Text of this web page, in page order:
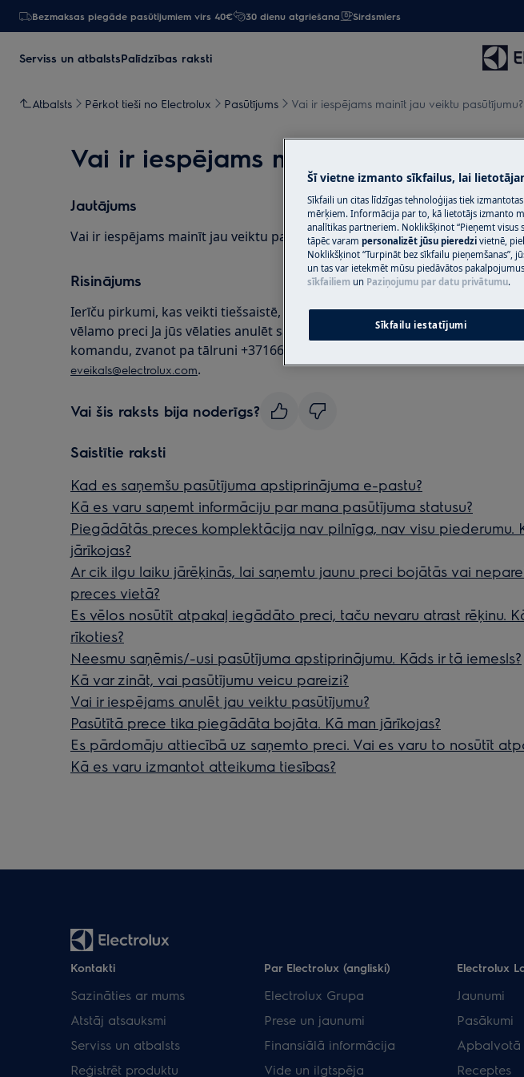
Bezmaksas piegāde pasūtījumiem virs 40€ 30 dienu atgriešana Sirdsmiers
Serviss un atbalstsPalīdzības raksti
Atbalsts Pērkot tieši no Electrolux Pasūtījums Vai ir iespējams mainīt jau veiktu pasūtījumu?
Vai ir iespējams mainīt jau veiktu
Jautājums
Vai ir iespējams mainīt jau veiktu pasūtījumu?
Risinājums
Ierīču pirkumi, kas veikti tiešsaistē, var tikt anulēti, ļaujot jums atkārtoti
vēlamo preci Ja jūs vēlaties anulēt sākotnējo pasūtījumu, lūdzu, sazinieties
komandu, zvanot pa tālruni +37166778817, vai rakstot uz e-pastu:
eveikals@electrolux.com.
Vai šis raksts bija noderīgs?
Saistītie raksti
Kad es saņemšu pasūtījuma apstiprinājuma e-pastu?
Kā es varu saņemt informāciju par mana pasūtījuma statusu?
Piegādātās preces komplektācija nav pilnīga, nav visu piederumu.
jārīkojas?
Ar cik ilgu laiku jārēķinās, lai saņemtu jaunu preci bojātās vai
preces vietā?
Es vēlos nosūtīt atpakaļ iegādāto preci, taču nevaru atrast rēķinu.
rīkoties?
Neesmu saņēmis/-usi pasūtījuma apstiprinājumu. Kāds ir tā iemesls?
Kā var zināt, vai pasūtījumu veicu pareizi?
Vai ir iespējams anulēt jau veiktu pasūtījumu?
Pasūtītā prece tika piegādāta bojāta. Kā man jārīkojas?
Es pārdomāju attiecībā uz saņemto preci. Vai es varu to nosūtīt
Kā es varu izmantot atteikuma tiesības?
Kontakti
Sazināties ar mums
Atstāj atsauksmi
Serviss un atbalsts
Reģistrēt produktu
Par Electrolux (angliski)
Electrolux Grupa
Prese un jaunumi
Finansiālā informācija
Vide un ilgtspēja
Electrolux
Jaunumi
Pasākumi
Apbalvotā
Receptes
Šī vietne izmanto sīkfailus, lai
Sīkfaili un citas līdzīgas tehnoloģijas tiek
mērķiem. Informācija par to, kā lietotājs izmanto
analītikas partneriem. Noklikšķinot “Pieņemt visus
tāpēc varam personalizēt jūsu pieredzi vietnē,
Noklikšķinot “Turpināt bez sīkfailu pieņemšanas”,
un tas var ietekmēt mūsu piedāvātos
sīkfailiem un Paziņojumu par datu privātumu.
Sīkfailu iestatījumi